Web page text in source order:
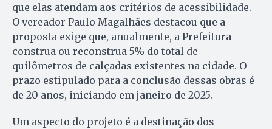
que elas atendam aos critérios de acessibilidade.
O vereador Paulo Magalhães destacou que a
proposta exige que, anualmente, a Prefeitura
construa ou reconstrua 5% do total de
quilômetros de calçadas existentes na cidade. O
prazo estipulado para a conclusão dessas obras é
de 20 anos, iniciando em janeiro de 2025.
Um aspecto do projeto é a destinação dos